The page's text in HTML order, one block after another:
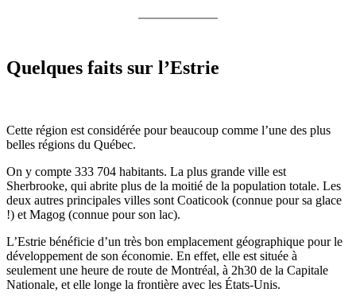
Quelques faits sur l’Estrie
Cette région est considérée pour beaucoup comme l’une des plus
belles régions du Québec.
On y compte 333 704 habitants. La plus grande ville est
Sherbrooke, qui abrite plus de la moitié de la population totale. Les
deux autres principales villes sont Coaticook (connue pour sa glace
!) et Magog (connue pour son lac).
L’Estrie bénéficie d’un très bon emplacement géographique pour le
développement de son économie. En effet, elle est située à
seulement une heure de route de Montréal, à 2h30 de la Capitale
Nationale, et elle longe la frontière avec les États-Unis.